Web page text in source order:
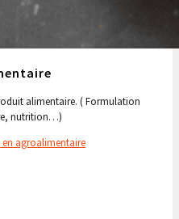
alimentaire. ( Formulation
nutrition…)
agroalimentaire